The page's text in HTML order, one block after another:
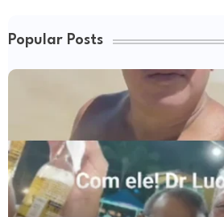
Popular Posts